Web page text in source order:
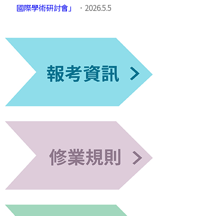
國際學術研討會」
．2026.5.5